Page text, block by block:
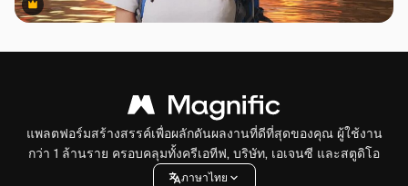
Premium
Premium
แพลตฟอร์มสร้างสรรค์เพื่อผลักดันผลงานที่ดีที่สุดของคุณ ผู้ใช้งาน
กว่า 1 ล้านราย ครอบคลุมทั้งครีเอทีฟ, บริษัท, เอเจนซี และสตูดิโอ
ภาษาไทย